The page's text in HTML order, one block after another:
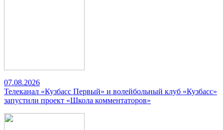
07.08.2026
Телеканал «Кузбасс Первый» и волейбольный клуб «Кузбасс»
запустили проект «Школа комментаторов»